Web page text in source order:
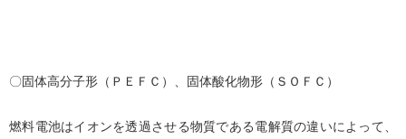
〇固体高分子形（ＰＥＦＣ）、固体酸化物形（ＳＯＦＣ）
燃料電池はイオンを透過させる物質である電解質の違いによって、